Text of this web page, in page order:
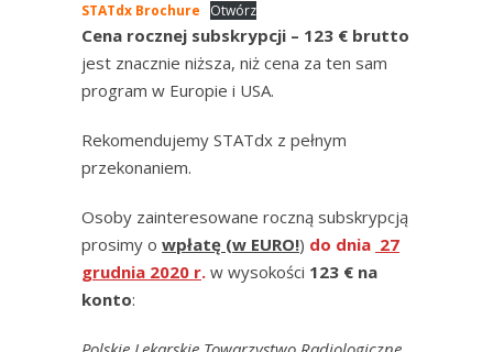
STATdx Brochure Otwórz
Cena rocznej subskrypcji – 123 € brutto
jest znacznie niższa, niż cena za ten sam
program w Europie i USA.
Rekomendujemy STATdx z pełnym
przekonaniem.
Osoby zainteresowane roczną subskrypcją
prosimy o wpłatę (w EURO!) do dnia 27
grudnia 2020 r. w wysokości 123 € na
konto: